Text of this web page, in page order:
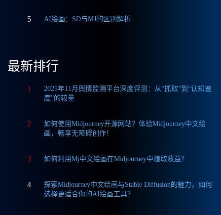
5 AI绘画：SD与MJ的区别解析
最新排行
1
2025年11月舆情监测平台深度评测：从“抓取”到“认知速
度”的较量
2
如何使用Midjourney开源网站？体验Midjourney中文绘
画，畅享无障碍创作！
3 如何利用Mj中文绘画在Midjourney中赚取收益？
4
探索Midjourney中文绘画与Stable Diffusion的魅力，如何
选择更适合你的AI绘画工具？